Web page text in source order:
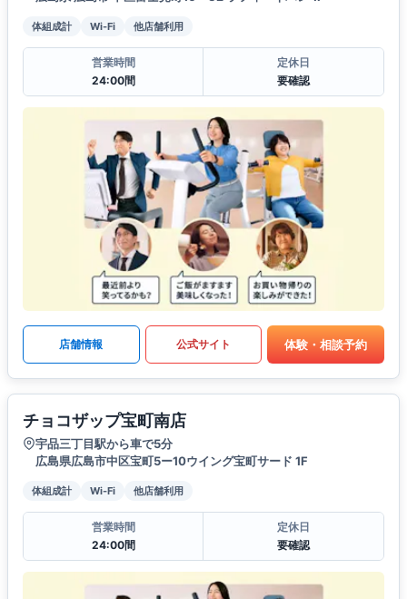
体組成計 Wi-Fi 他店舗利用
営業時間
24:00間
定休日
要確認
店舗情報 公式サイト 体験・相談予約
チョコザップ宝町南店
宇品三丁目駅から車で5分
広島県広島市中区宝町5ー10ウイング宝町サード 1F
体組成計 Wi-Fi 他店舗利用
営業時間
24:00間
定休日
要確認